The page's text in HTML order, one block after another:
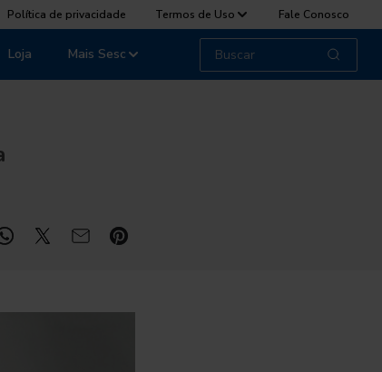
Política de privacidade Termos de Uso Fale Conosco
Loja Mais Sesc